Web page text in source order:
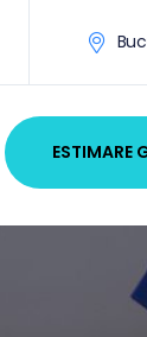
ESTIMARE